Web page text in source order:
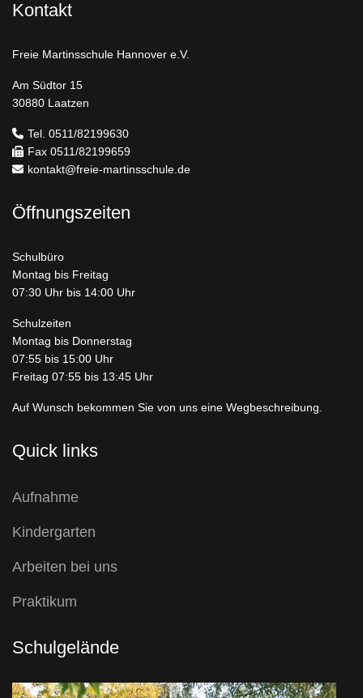
Kontakt
Freie Martinsschule Hannover e.V.
Am Südtor 15
30880 Laatzen
Tel. 0511/82199630
Fax 0511/82199659
kontakt@freie-martinsschule.de
Öffnungszeiten
Schulbüro
Montag bis Freitag
07:30 Uhr bis 14:00 Uhr
Schulzeiten
Montag bis Donnerstag
07:55 bis 15:00 Uhr
Freitag 07:55 bis 13:45 Uhr
Auf Wunsch bekommen Sie von uns eine Wegbeschreibung.
Quick links
Aufnahme
Kindergarten
Arbeiten bei uns
Praktikum
Schulgelände